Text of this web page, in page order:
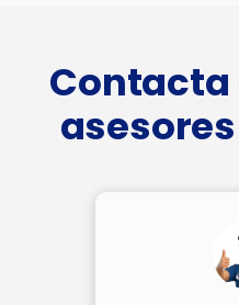
Contacta